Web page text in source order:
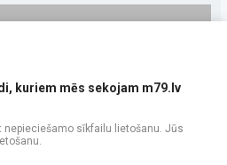
kuriem mēs sekojam m79.lv
nepieciešamo sīkfailu lietošanu. Jūs